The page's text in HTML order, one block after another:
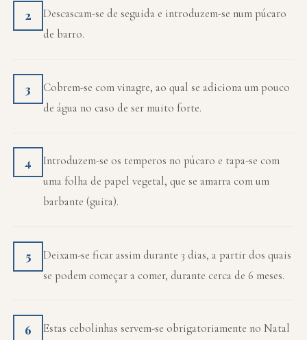
2
Descascam-se de seguida e introduzem-se num púcaro
de barro.
3
Cobrem-se com vinagre, ao qual se adiciona um pouco
de água no caso de ser muito forte.
4
Introduzem-se os temperos no púcaro e tapa-se com
uma folha de papel vegetal, que se amarra com um
barbante (guita).
5
Deixam-se ficar assim durante 3 dias, a partir dos quais
se podem começar a comer, durante cerca de 6 meses.
6
Estas cebolinhas servem-se obrigatoriamente no Natal